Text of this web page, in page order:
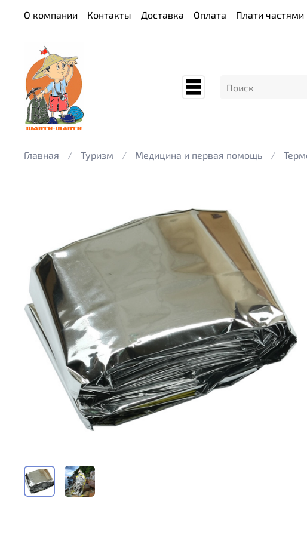
О компании Контакты Доставка Оплата Плати частями
Главная Туризм Медицина и первая помощь